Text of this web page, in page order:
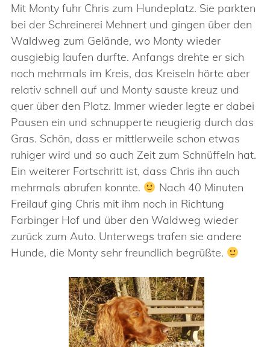
Mit Monty fuhr Chris zum Hundeplatz. Sie parkten
bei der Schreinerei Mehnert und gingen über den
Waldweg zum Gelände, wo Monty wieder
ausgiebig laufen durfte. Anfangs drehte er sich
noch mehrmals im Kreis, das Kreiseln hörte aber
relativ schnell auf und Monty sauste kreuz und
quer über den Platz. Immer wieder legte er dabei
Pausen ein und schnupperte neugierig durch das
Gras. Schön, dass er mittlerweile schon etwas
ruhiger wird und so auch Zeit zum Schnüffeln hat.
Ein weiterer Fortschritt ist, dass Chris ihn auch
mehrmals abrufen konnte.
Nach 40 Minuten
Freilauf ging Chris mit ihm noch in Richtung
Farbinger Hof und über den Waldweg wieder
zurück zum Auto. Unterwegs trafen sie andere
Hunde, die Monty sehr freundlich begrüßte.